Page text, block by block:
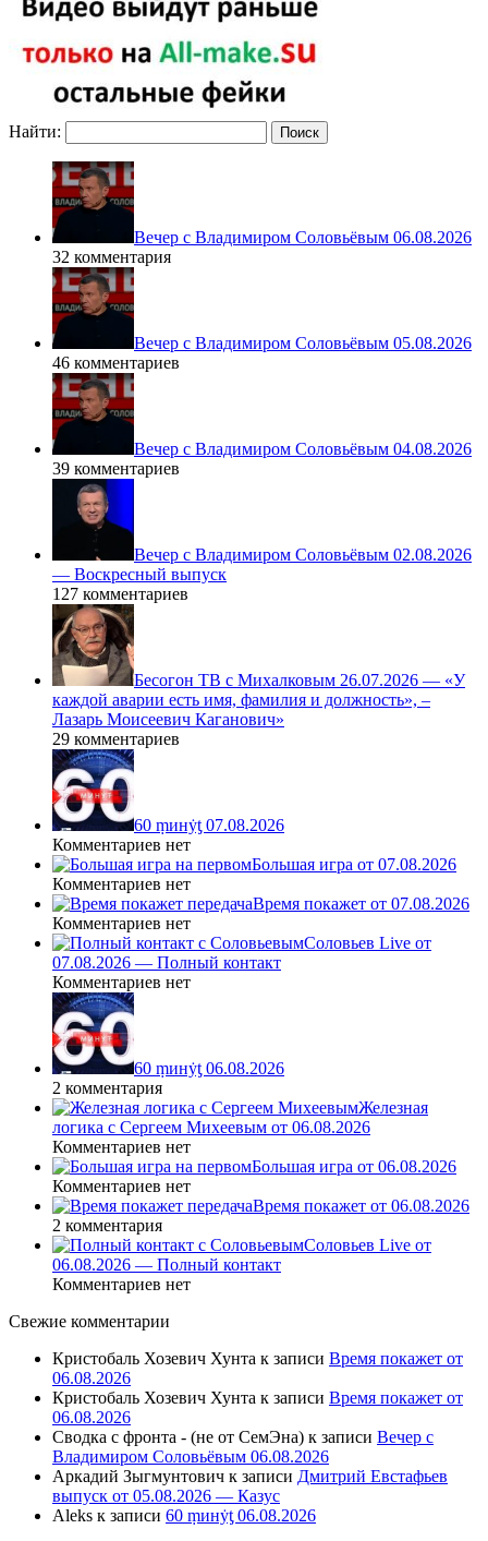
Найти:
Вечер с Владимиром Соловьёвым 06.08.2026
32 комментария
Вечер с Владимиром Соловьёвым 05.08.2026
46 комментариев
Вечер с Владимиром Соловьёвым 04.08.2026
39 комментариев
Вечер с Владимиром Соловьёвым 02.08.2026
— Воскресный выпуск
127 комментариев
Бесогон ТВ с Михалковым 26.07.2026 — «У
каждой аварии есть имя, фамилия и должность», –
Лазарь Моисеевич Каганович»
29 комментариев
60 ṃинẏƫ 07.08.2026
Комментариев нет
Большая игра от 07.08.2026
Комментариев нет
Время покажет от 07.08.2026
Комментариев нет
Соловьев Live от
07.08.2026 — Полный контакт
Комментариев нет
60 ṃинẏƫ 06.08.2026
2 комментария
Железная
логика с Сергеем Михеевым от 06.08.2026
Комментариев нет
Большая игра от 06.08.2026
Комментариев нет
Время покажет от 06.08.2026
2 комментария
Соловьев Live от
06.08.2026 — Полный контакт
Комментариев нет
Свежие комментарии
Кристобаль Хозевич Хунта к записи Время покажет от
06.08.2026
Кристобаль Хозевич Хунта к записи Время покажет от
06.08.2026
Сводка с фронта - (не от СемЭна) к записи Вечер с
Владимиром Соловьёвым 06.08.2026
Аркадий Зыгмунтович к записи Дмитрий Евстафьев
выпуск от 05.08.2026 — Казус
Aleks к записи 60 ṃинẏƫ 06.08.2026